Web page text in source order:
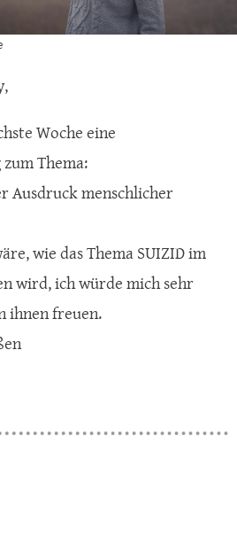
Woche eine
Thema:
Ausdruck menschlicher
wie das Thema SUIZID im
wird, ich würde mich sehr
ihnen freuen.